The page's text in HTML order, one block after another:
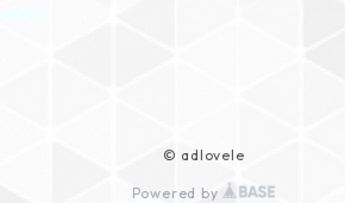
© adlovele
Powered by